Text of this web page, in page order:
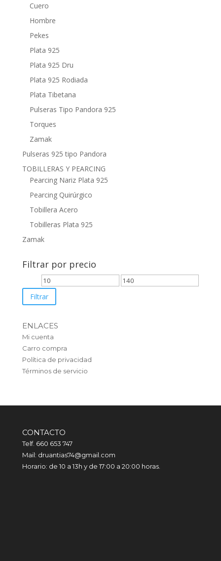
Cuero
Hombre
Pekes
Plata 925
Plata 925 Dru
Plata 925 Rodiada
Plata Tibetana
Pulseras Tipo Pandora 925
Torques
Zamak
Pulseras 925 tipo Pandora
TOBILLERAS Y PEARCING
Pearcing Nariz Plata 925
Pearcing Quirúrgico
Tobillera Acero
Tobilleras Plata 925
Zamak
Filtrar por precio
Precio
mínimo
Precio
Filtrar
ENLACES
Mi cuenta
Carro compra
Política de privacidad
Términos de servicio
CONTACTO
Telf. 660 653 747
Mail: druantias74@gmail.com
Horario: de 10 a 13h y de 17:00 a 20:00 horas.